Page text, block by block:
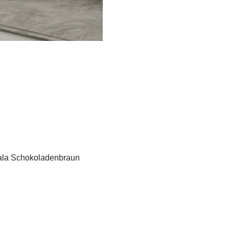
Schokoladenbraun